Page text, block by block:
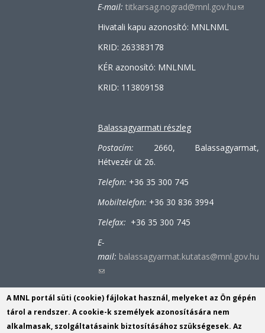
E-mail: titkarsag.nograd@mnl.gov.hu(link
Hivatali kapu azonosító: MNLNML
KRID: 263383178
KÉR azonosító: MNLNML
KRID: 113809158
Balassagyarmati részleg
Postacím: 2660, Balassagyarmat,
Hétvezér út 26.
Telefon: +36 35 300 745
Mobiltelefon: +36 30 836 3994
Telefax: +36 35 300 745
E-
mail: balassagyarmat.kutatas@mnl.gov.hu
(link
sends
e-
mail)
Bátonyterenyei-tiribesi részleg
A MNL portál süti (cookie) fájlokat használ, melyeket az Ön gépén
tárol a rendszer. A cookie-k személyek azonosítására nem
alkalmasak, szolgáltatásaink biztosításához szükségesek. Az